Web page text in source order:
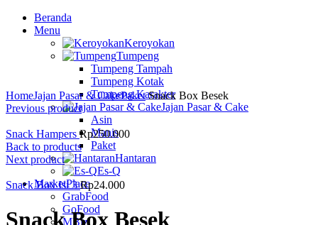
Beranda
Menu
Keroyokan
Tumpeng
Tumpeng Tampah
Tumpeng Kotak
Tumpeng Karakter
Jajan Pasar & Cake
Asin
Manis
Paket
Hantaran
Es-Q
MarketPlace
GrabFood
GoFood
MBiz
HomeJajan Pasar & CakePaketSnack Box Besek
Previous product
Snack Hampers Rp250.000
Back to products
Next product
Snack Box Isi 3Rp24.000
Snack Box Besek